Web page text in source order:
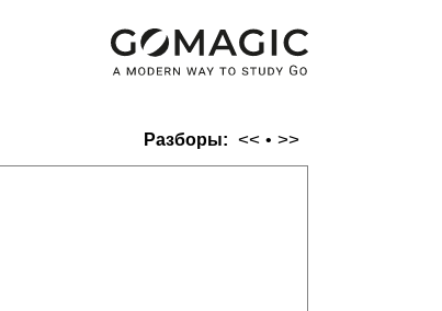
Разборы: << • >>